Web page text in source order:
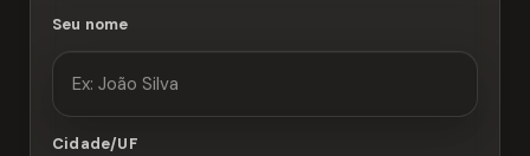
Seu nome
Cidade/UF